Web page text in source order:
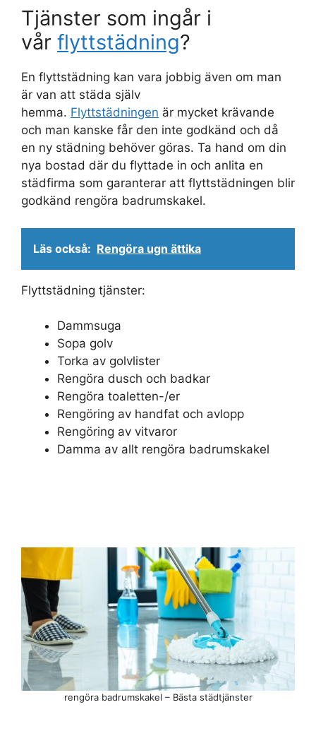
Tjänster som ingår i
vår flyttstädning?
En flyttstädning kan vara jobbig även om man
är van att städa själv
hemma. Flyttstädningen är mycket krävande
och man kanske får den inte godkänd och då
en ny städning behöver göras. Ta hand om din
nya bostad där du flyttade in och anlita en
städfirma som garanterar att flyttstädningen blir
godkänd rengöra badrumskakel.
Läs också: Rengöra ugn ättika
Flyttstädning tjänster:
Dammsuga
Sopa golv
Torka av golvlister
Rengöra dusch och badkar
Rengöra toaletten-/er
Rengöring av handfat och avlopp
Rengöring av vitvaror
Damma av allt rengöra badrumskakel
rengöra badrumskakel – Bästa städtjänster